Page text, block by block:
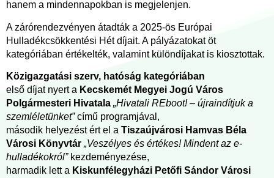
hanem a mindennapokban is megjelenjen.
A zárórendezvényen átadták a 2025-ös Európai
Hulladékcsökkentési Hét díjait. A pályázatokat öt
kategóriában értékelték, valamint különdíjakat is kiosztottak.
Közigazgatási szerv, hatóság kategóriában
első díjat nyert a Kecskemét Megyei Jogú Város
Polgármesteri Hivatala „Hivatali REboot! – újraindítjuk a
szemléletünket”című programjával,
második helyezést ért el a Tiszaújvárosi Hamvas Béla
Városi Könyvtár „Veszélyes és értékes! Mindent az e-
hulladékokról”kezdeményezése,
harmadik lett a Kiskunfélegyházi Petőfi Sándor Városi